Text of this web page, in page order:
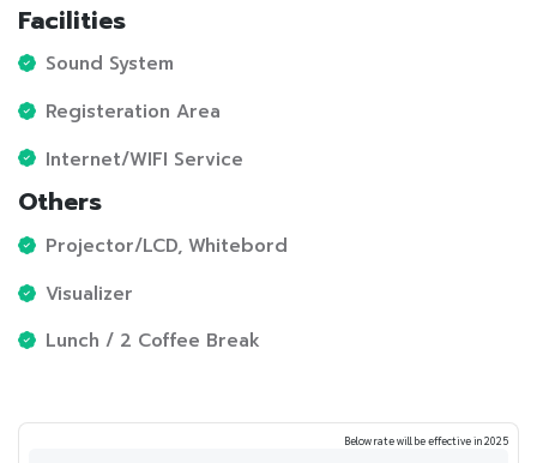
Facilities
Sound System
Registeration Area
Internet/WIFI Service
Others
Projector/LCD, Whitebord
Visualizer
Lunch / 2 Coffee Break
Below rate will be effective in 2025